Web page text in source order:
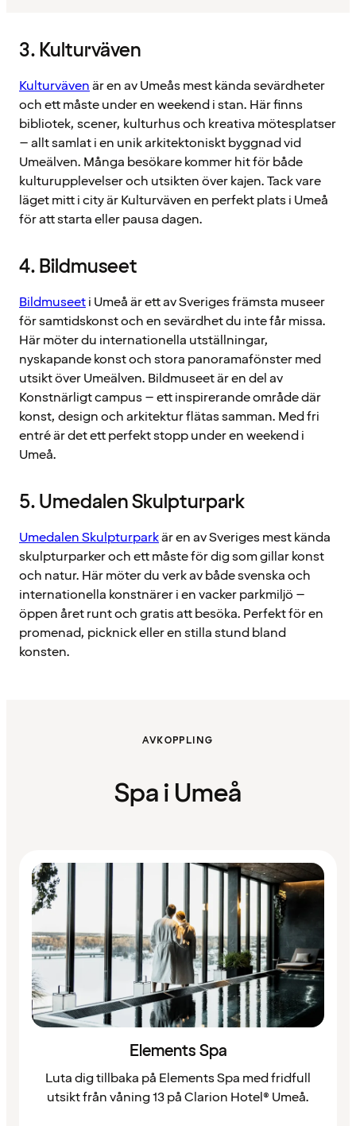
3. Kulturväven
Kulturvävenär en av Umeås mest kända sevärdheter
och ett måste under en weekend i stan. Här finns
bibliotek, scener, kulturhus och kreativa mötesplatser
– allt samlat i en unik arkitektoniskt byggnad vid
Umeälven. Många besökare kommer hit för både
kulturupplevelser och utsikten över kajen. Tack vare
läget mitt i city är Kulturväven en perfekt plats i Umeå
för att starta eller pausa dagen.
4. Bildmuseet
Bildmuseeti Umeå är ett av Sveriges främsta museer
för samtidskonst och en sevärdhet du inte får missa.
Här möter du internationella utställningar,
nyskapande konst och stora panoramafönster med
utsikt över Umeälven. Bildmuseet är en del av
Konstnärligt campus – ett inspirerande område där
konst, design och arkitektur flätas samman. Med fri
entré är det ett perfekt stopp under en weekend i
Umeå.
5. Umedalen Skulpturpark
Umedalen Skulpturparkär en av Sveriges mest kända
skulpturparker och ett måste för dig som gillar konst
och natur. Här möter du verk av både svenska och
internationella konstnärer i en vacker parkmiljö –
öppen året runt och gratis att besöka. Perfekt för en
promenad, picknick eller en stilla stund bland
konsten.
AVKOPPLING
Spa i Umeå
Elements Spa
Luta dig tillbaka på Elements Spa med fridfull
utsikt från våning 13 på Clarion Hotel® Umeå.